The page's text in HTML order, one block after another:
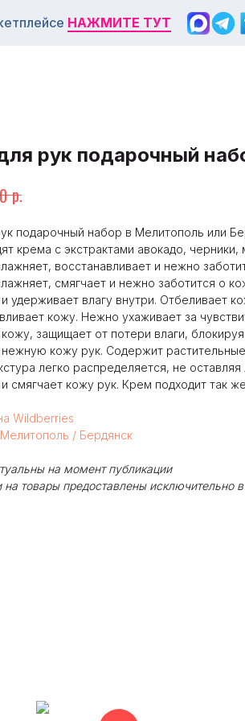
НАЖМИТЕ ТУТ
НАЖМИТЕ ТУТ
рук подарочный
р.
подарочный набор в Мелитополь или
крема с экстрактами авокадо, черники,
восстанавливает и нежно
смягчает и нежно заботится о
удерживает влагу внутри. Отбеливает
кожу. Нежно ухаживает за
защищает от потери влаги,
кожу рук. Содержит
легко распределяется, не оставляя
смягчает кожу рук. Крем подходит так
Wildberries
Мелитополь / Бердянск
на момент публикации
товары предоставлены исключительно